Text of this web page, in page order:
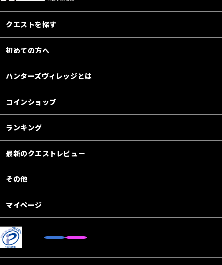
クエストを探す
初めての方へ
ハンターズヴィレッジとは
コインショップ
ランキング
最新のクエストレビュー
その他
マイページ